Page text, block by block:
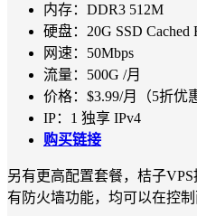
内存：DDR3 512M
硬盘：20G SSD Cached
网速：50Mbps
流量：500G /月
价格：$3.99/月（5折优
IP：1 独享 IPv4
购买链接
另有更高配置套餐，桔子
有防火墙功能，均可以在控制